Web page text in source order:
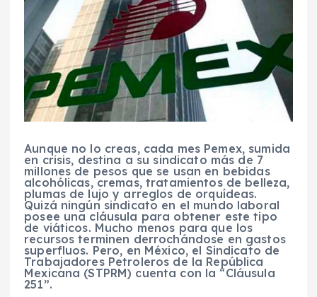
Aunque no lo creas, cada mes Pemex, sumida
en crisis, destina a su sindicato más de 7
millones de pesos que se usan en bebidas
alcohólicas, cremas, tratamientos de belleza,
plumas de lujo y arreglos de orquídeas.
Quizá ningún sindicato en el mundo laboral
posee una cláusula para obtener este tipo
de viáticos. Mucho menos para que los
recursos terminen derrochándose en gastos
superfluos. Pero, en México, el Sindicato de
Trabajadores Petroleros de la República
Mexicana (STPRM) cuenta con la “Cláusula
251”.